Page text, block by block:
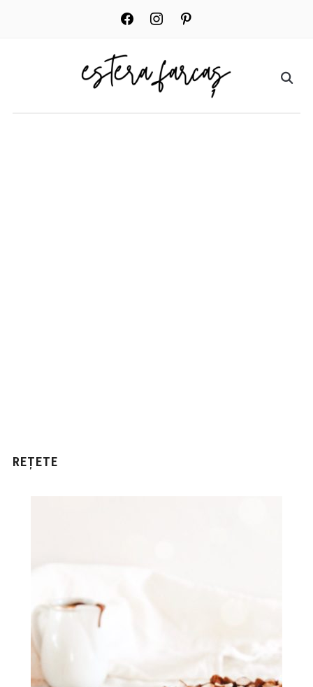
facebook instagrampinterest
REȚETE